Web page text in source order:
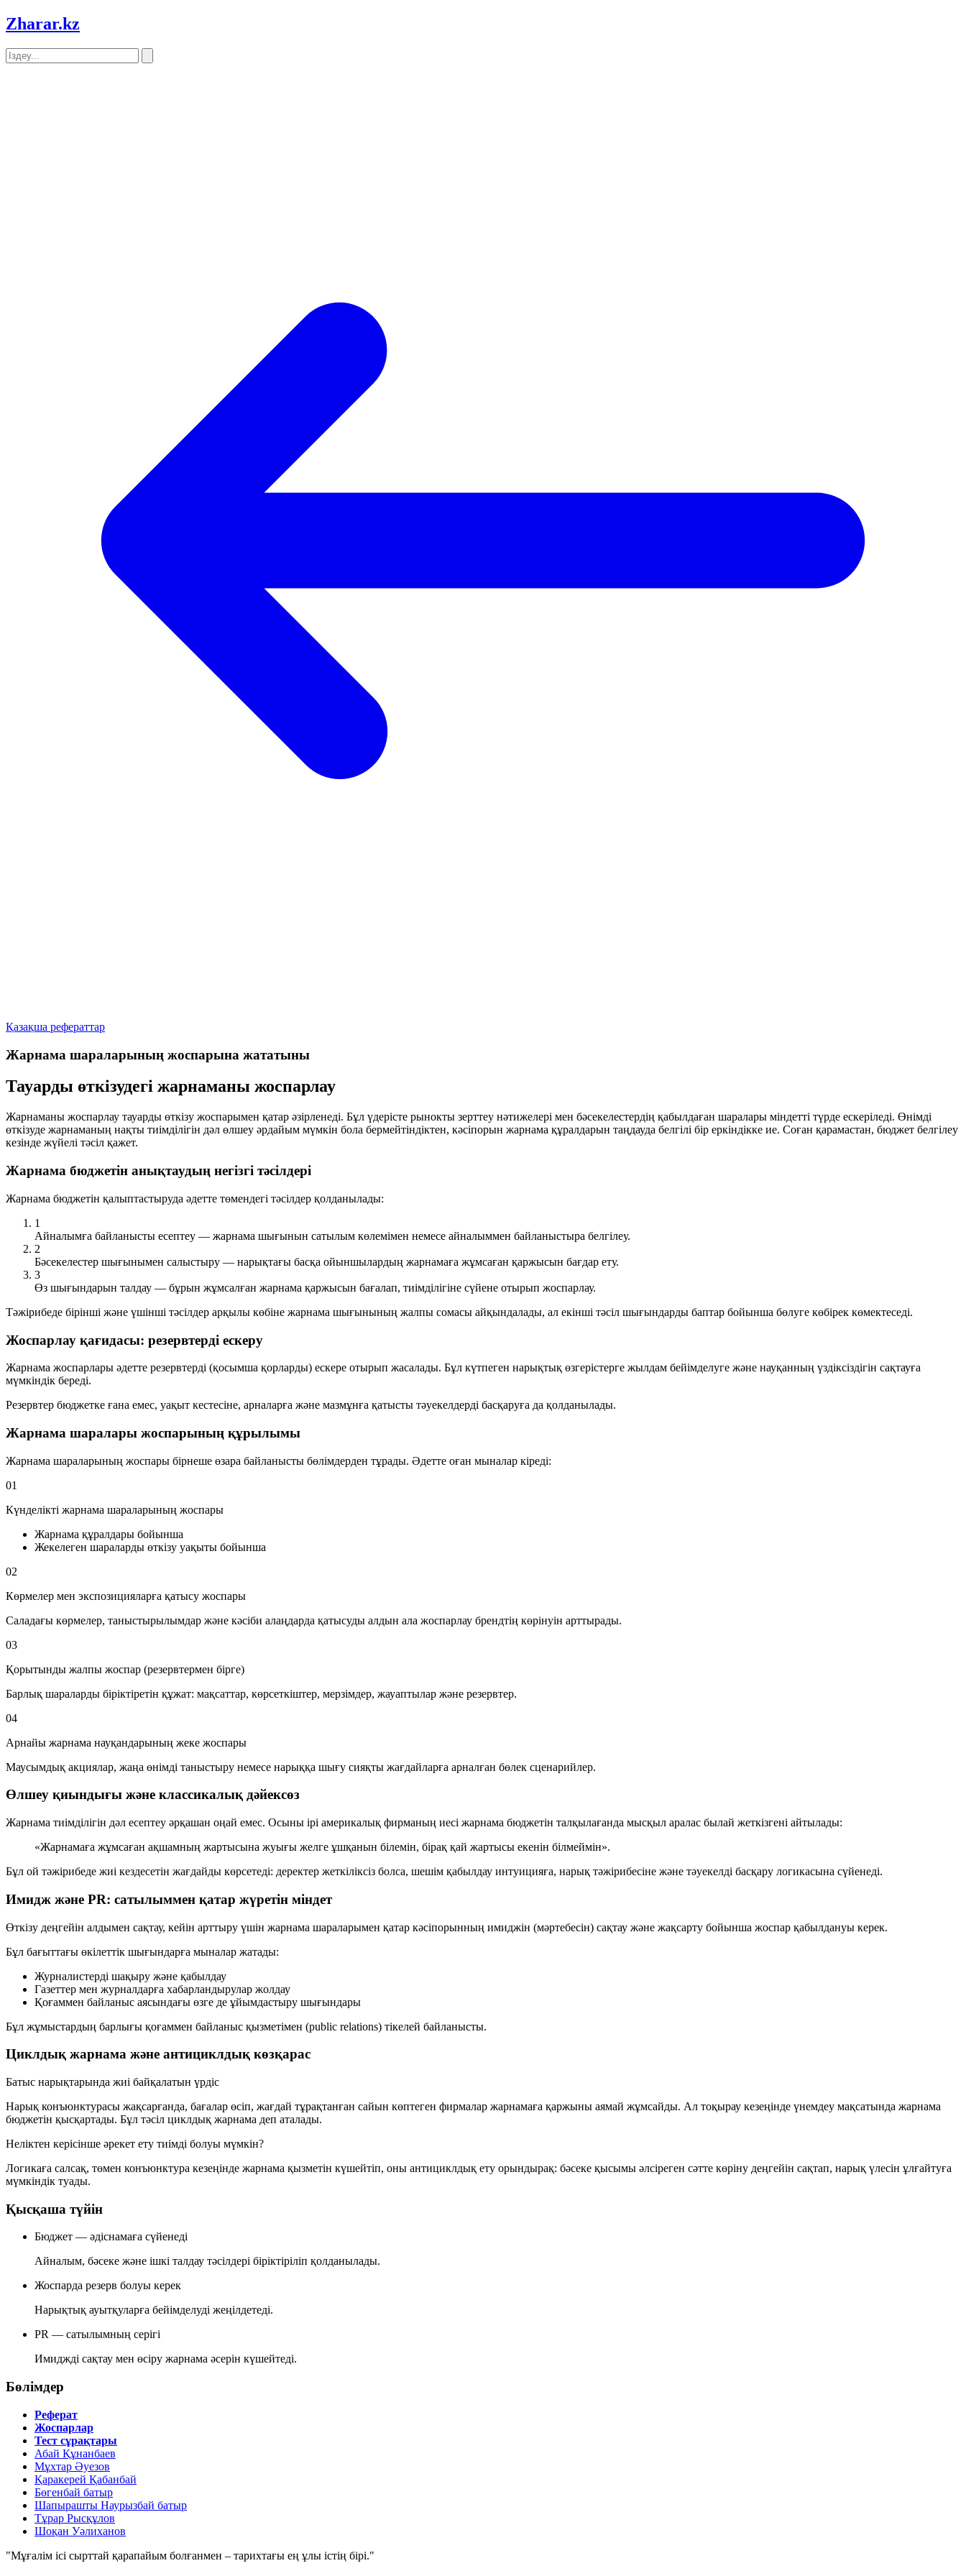
Zharar.kz
Қазақша рефераттар
Жарнама шараларының жоспарына жататыны
Тауарды өткізудегі жарнаманы жоспарлау
Жарнаманы жоспарлау тауарды өткізу жоспарымен қатар әзірленеді. Бұл үдерісте рынокты зерттеу нәтижелері мен бәсекелестердің қабылдаған шаралары міндетті түрде ескеріледі. Өнімді
өткізуде жарнаманың нақты тиімділігін дәл өлшеу әрдайым мүмкін бола бермейтіндіктен, кәсіпорын жарнама құралдарын таңдауда белгілі бір еркіндікке ие. Соған қарамастан, бюджет белгілеу
кезінде жүйелі тәсіл қажет.
Жарнама бюджетін анықтаудың негізгі тәсілдері
Жарнама бюджетін қалыптастыруда әдетте төмендегі тәсілдер қолданылады:
1
Айналымға байланысты есептеу — жарнама шығынын сатылым көлемімен немесе айналыммен байланыстыра белгілеу.
2
Бәсекелестер шығынымен салыстыру — нарықтағы басқа ойыншылардың жарнамаға жұмсаған қаржысын бағдар ету.
3
Өз шығындарын талдау — бұрын жұмсалған жарнама қаржысын бағалап, тиімділігіне сүйене отырып жоспарлау.
Тәжірибеде бірінші және үшінші тәсілдер арқылы көбіне жарнама шығынының жалпы сомасы айқындалады, ал екінші тәсіл шығындарды баптар бойынша бөлуге көбірек көмектеседі.
Жоспарлау қағидасы: резервтерді ескеру
Жарнама жоспарлары әдетте резервтерді (қосымша қорларды) ескере отырып жасалады. Бұл күтпеген нарықтық өзгерістерге жылдам бейімделуге және науқанның үздіксіздігін сақтауға
мүмкіндік береді.
Резервтер бюджетке ғана емес, уақыт кестесіне, арналарға және мазмұнға қатысты тәуекелдерді басқаруға да қолданылады.
Жарнама шаралары жоспарының құрылымы
Жарнама шараларының жоспары бірнеше өзара байланысты бөлімдерден тұрады. Әдетте оған мыналар кіреді:
01
Күнделікті жарнама шараларының жоспары
Жарнама құралдары бойынша
Жекелеген шараларды өткізу уақыты бойынша
02
Көрмелер мен экспозицияларға қатысу жоспары
Саладағы көрмелер, таныстырылымдар және кәсіби алаңдарда қатысуды алдын ала жоспарлау брендтің көрінуін арттырады.
03
Қорытынды жалпы жоспар (резервтермен бірге)
Барлық шараларды біріктіретін құжат: мақсаттар, көрсеткіштер, мерзімдер, жауаптылар және резервтер.
04
Арнайы жарнама науқандарының жеке жоспары
Маусымдық акциялар, жаңа өнімді таныстыру немесе нарыққа шығу сияқты жағдайларға арналған бөлек сценарийлер.
Өлшеу қиындығы және классикалық дәйексөз
Жарнама тиімділігін дәл есептеу әрқашан оңай емес. Осыны ірі америкалық фирманың иесі жарнама бюджетін талқылағанда мысқыл аралас былай жеткізгені айтылады:
«Жарнамаға жұмсаған ақшамның жартысына жуығы желге ұшқанын білемін, бірақ қай жартысы екенін білмеймін».
Бұл ой тәжірибеде жиі кездесетін жағдайды көрсетеді: деректер жеткіліксіз болса, шешім қабылдау интуицияға, нарық тәжірибесіне және тәуекелді басқару логикасына сүйенеді.
Имидж және PR: сатылыммен қатар жүретін міндет
Өткізу деңгейін алдымен сақтау, кейін арттыру үшін жарнама шараларымен қатар кәсіпорынның имиджін (мәртебесін) сақтау және жақсарту бойынша жоспар қабылдануы керек.
Бұл бағыттағы өкілеттік шығындарға мыналар жатады:
Журналистерді шақыру және қабылдау
Газеттер мен журналдарға хабарландырулар жолдау
Қоғаммен байланыс аясындағы өзге де ұйымдастыру шығындары
Бұл жұмыстардың барлығы қоғаммен байланыс қызметімен (public relations) тікелей байланысты.
Циклдық жарнама және антициклдық көзқарас
Батыс нарықтарында жиі байқалатын үрдіс
Нарық конъюнктурасы жақсарғанда, бағалар өсіп, жағдай тұрақтанған сайын көптеген фирмалар жарнамаға қаржыны аямай жұмсайды. Ал тоқырау кезеңінде үнемдеу мақсатында жарнама
бюджетін қысқартады. Бұл тәсіл циклдық жарнама деп аталады.
Неліктен керісінше әрекет ету тиімді болуы мүмкін?
Логикаға салсақ, төмен конъюнктура кезеңінде жарнама қызметін күшейтіп, оны антициклдық ету орындырақ: бәсеке қысымы әлсіреген сәтте көріну деңгейін сақтап, нарық үлесін ұлғайтуға
мүмкіндік туады.
Қысқаша түйін
Бюджет — әдіснамаға сүйенеді
Айналым, бәсеке және ішкі талдау тәсілдері біріктіріліп қолданылады.
Жоспарда резерв болуы керек
Нарықтық ауытқуларға бейімделуді жеңілдетеді.
PR — сатылымның серігі
Имиджді сақтау мен өсіру жарнама әсерін күшейтеді.
Бөлімдер
Реферат
Жоспарлар
Тест сұрақтары
Абай Құнанбаев
Мұхтар Әуезов
Қаракерей Қабанбай
Бөгенбай батыр
Шапырашты Наурызбай батыр
Тұрар Рысқұлов
Шоқан Уәлиханов
"Мұғалім ісі сырттай қарапайым болғанмен – тарихтағы ең ұлы істің бірі."